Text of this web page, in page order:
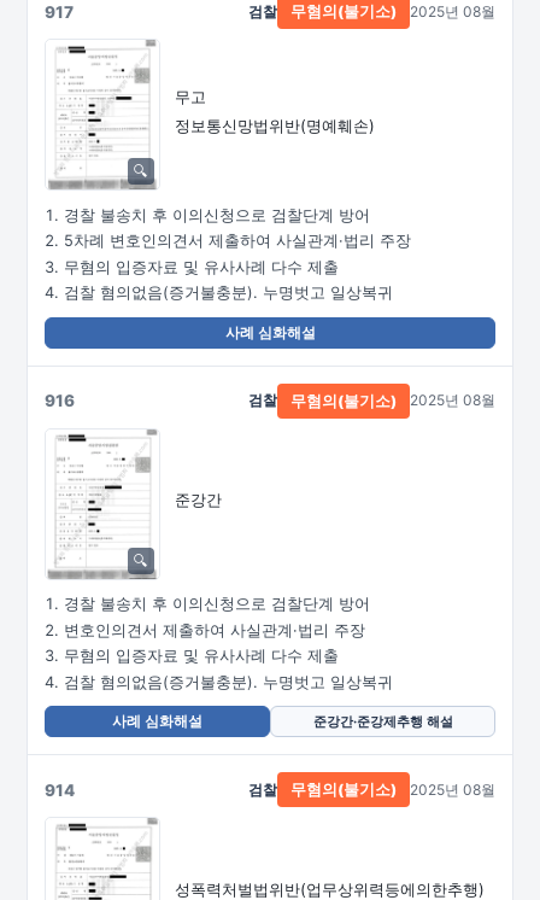
917
무고
정보통신망법위반(명예훼손)
검찰 무혐의(불기소) 2025년 08월
경찰 불송치 후 이의신청으로 검찰단계 방어
5차례 변호인의견서 제출하여 사실관계·법리 주장
무혐의 입증자료 및 유사사례 다수 제출
검찰 혐의없음(증거불충분). 누명벗고 일상복귀
사례 심화해설
916
준강간
검찰 무혐의(불기소) 2025년 08월
경찰 불송치 후 이의신청으로 검찰단계 방어
변호인의견서 제출하여 사실관계·법리 주장
무혐의 입증자료 및 유사사례 다수 제출
검찰 혐의없음(증거불충분). 누명벗고 일상복귀
사례 심화해설 준강간·준강제추행 해설
914
성폭력처벌법위반(업무상위력등에의한추행)
검찰 무혐의(불기소) 2025년 08월